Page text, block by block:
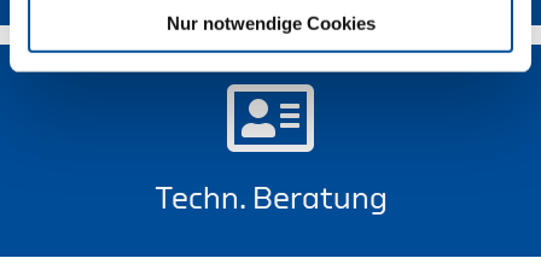
Nur notwendige Cookies
Techn. Beratung